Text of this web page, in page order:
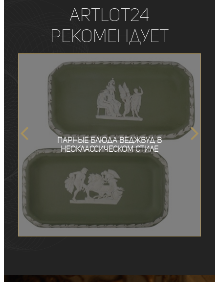
ArtLot24
рекомендует
Парные блюда Веджвуд в
неоклассическом стиле